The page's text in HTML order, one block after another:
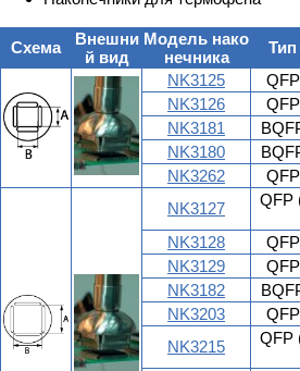
Схема
Внешни
й вид
Модель нако
нечника
Тип
NK3125
NK3126
NK3181
NK3180
NK3262
NK3127
QFP
NK3128
NK3129
NK3182
NK3203
NK3215
QFP